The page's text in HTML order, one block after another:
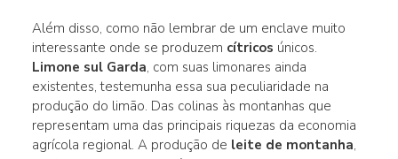
Além disso, como não lembrar de um enclave muito
interessante onde se produzem cítricos únicos.
Limone sul Garda, com suas limonares ainda
existentes, testemunha essa sua peculiaridade na
produção do limão. Das colinas às montanhas que
representam uma das principais riquezas da economia
agrícola regional. A produção de leite de montanha,